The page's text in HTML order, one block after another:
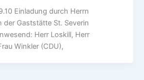
Einladung durch Herrn
der Gaststätte St. Severin
Herr Loskill, Herr
Winkler (CDU),